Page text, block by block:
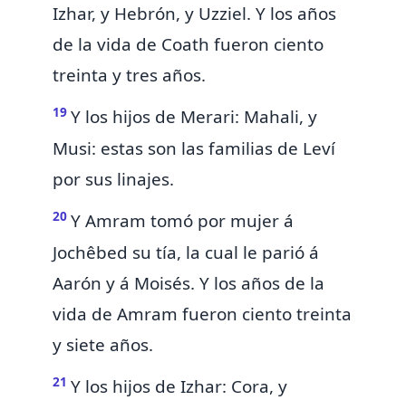
Izhar, y Hebrón, y Uzziel. Y los años
de la vida de Coath fueron ciento
treinta y tres años.
19 Y los hijos de Merari: Mahali, y
Musi: estas son las familias de Leví
por sus linajes.
20 Y Amram tomó por mujer á
Jochêbed su tía, la cual le parió á
Aarón y á Moisés. Y los años de la
vida de Amram fueron ciento treinta
y siete años.
21 Y los hijos de Izhar: Cora, y